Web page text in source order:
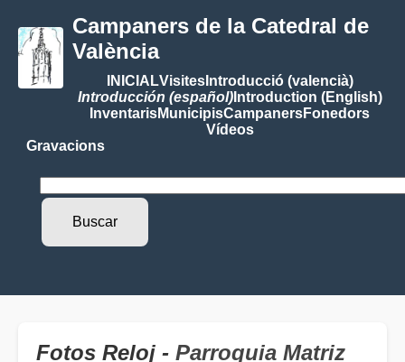
Campaners de la Catedral de
València
INICIALVisitesIntroducció (valencià)
Introducción (español)Introduction (English)
InventarisMunicipisCampanersFonedors
Vídeos
Gravacions
Fotos Reloj - Parroquia Matriz